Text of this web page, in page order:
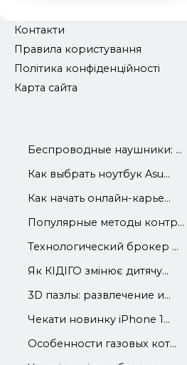
Контакти
Правила користування
Політика конфіденційності
Карта сайта
Беспроводные наушники: ...
Как выбрать ноутбук Asu...
Как начать онлайн-карье...
Популярные методы контр...
Технологический брокер ...
Як КІДІГО змінює дитячу...
3D пазлы: развлечение и...
Чекати новинку iPhone 1...
Особенности газовых кот...